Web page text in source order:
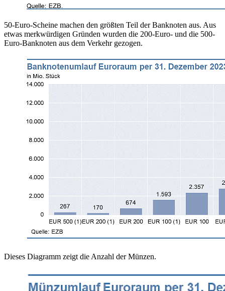
50-Euro-Scheine machen den größten Teil der Banknoten aus. Aus
etwas merkwürdigen Gründen wurden die 200-Euro- und die 500-
Euro-Banknoten aus dem Verkehr gezogen.
Dieses Diagramm zeigt die Anzahl der Münzen.